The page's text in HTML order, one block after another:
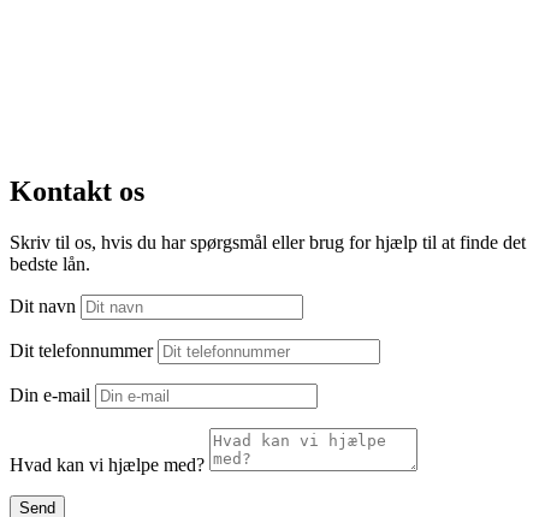
Kontakt os
Skriv til os, hvis du har spørgsmål eller brug for hjælp til at finde det
bedste lån.
Dit navn
Dit telefonnummer
Din e-mail
Hvad kan vi hjælpe med?
Send